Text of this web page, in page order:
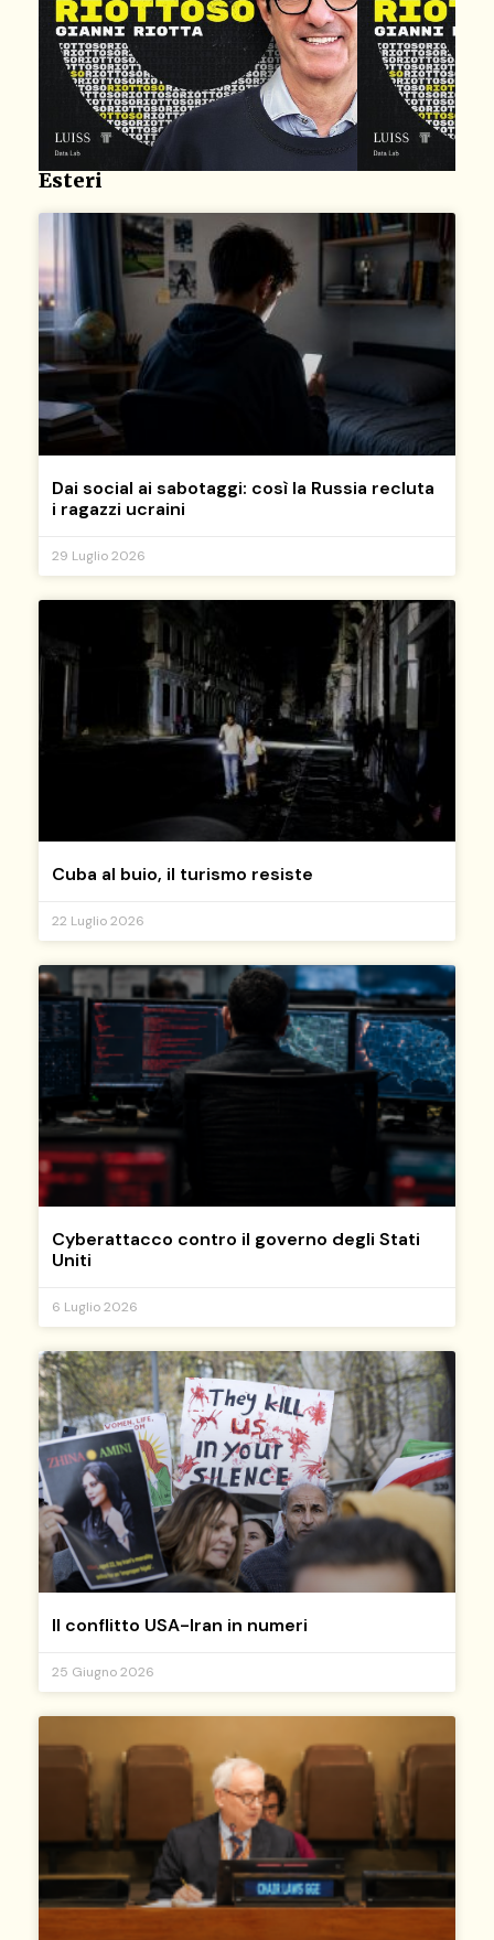
Esteri
Dai social ai sabotaggi: così la Russia recluta
i ragazzi ucraini
29 Luglio 2026
Cuba al buio, il turismo resiste
22 Luglio 2026
Cyberattacco contro il governo degli Stati
Uniti
6 Luglio 2026
Il conflitto USA-Iran in numeri
25 Giugno 2026